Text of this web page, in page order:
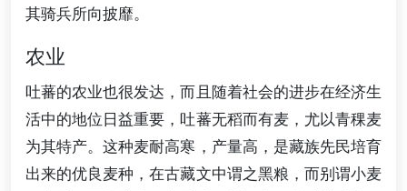
其骑兵所向披靡。
农业
吐蕃的农业也很发达，而且随着社会的进步在经济生
活中的地位日益重要，吐蕃无稻而有麦，尤以青稞麦
为其特产。这种麦耐高寒，产量高，是藏族先民培育
出来的优良麦种，在古藏文中谓之黑粮，而别谓小麦